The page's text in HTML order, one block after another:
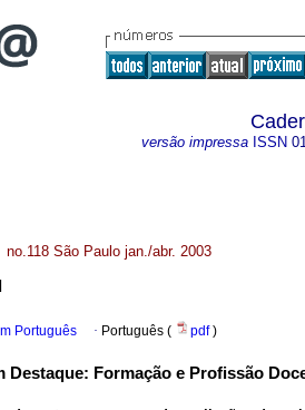
versão impressa ISSN
São Paulo jan./abr. 2003
Português · Português ( pdf)
Destaque: Formação e Profissão